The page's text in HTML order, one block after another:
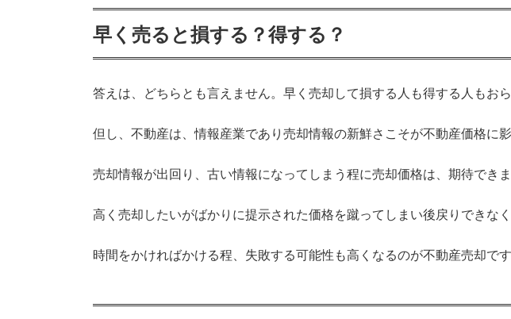
早く売ると損する？得する？
答えは、どちらとも言えません。早く売却して損する人も得する人もおら
但し、不動産は、情報産業であり売却情報の新鮮さこそが不動産価格に影
売却情報が出回り、古い情報になってしまう程に売却価格は、期待できま
高く売却したいがばかりに提示された価格を蹴ってしまい後戻りできな
時間をかければかける程、失敗する可能性も高くなるのが不動産売却です